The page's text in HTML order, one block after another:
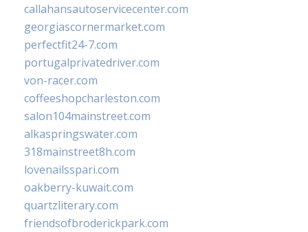
callahansautoservicecenter.com
georgiascornermarket.com
perfectfit24-7.com
portugalprivatedriver.com
von-racer.com
coffeeshopcharleston.com
salon104mainstreet.com
alkaspringswater.com
318mainstreet8h.com
lovenailsspari.com
oakberry-kuwait.com
quartzliterary.com
friendsofbroderickpark.com